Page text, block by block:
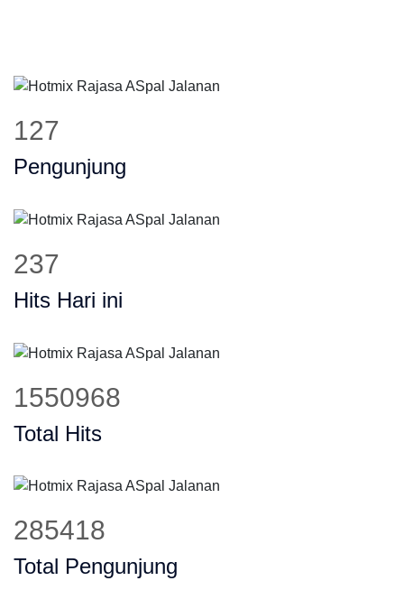
154
Pengunjung
285
Hits Hari ini
1884573
Total Hits
347042
Total Pengunjung